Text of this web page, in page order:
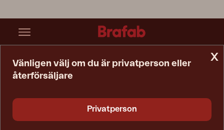
Accessoar
x
Vänligen välj om du är privatperson eller
återförsäljare
Privatperson